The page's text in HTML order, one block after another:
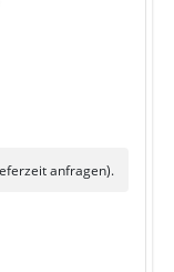
anfragen).